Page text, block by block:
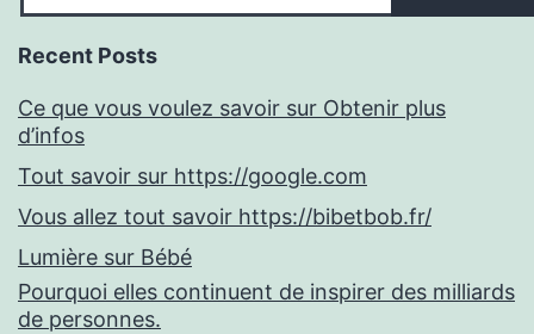
Recent Posts
Ce que vous voulez savoir sur Obtenir plus
d’infos
Tout savoir sur https://google.com
Vous allez tout savoir https://bibetbob.fr/
Lumière sur Bébé
Pourquoi elles continuent de inspirer des milliards
de personnes.